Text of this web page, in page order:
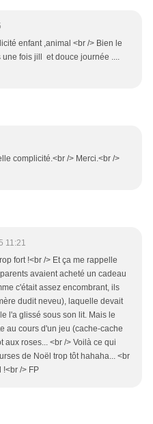
enfant ,animal <br /> Bien le
fois jill et douce journée ....
complicité.<br /> Merci.<br />
11:21
fort !<br /> Et ça me rappelle
avaient acheté un cadeau
c'était assez encombrant, ils
dudit neveu), laquelle devait
l'a glissé sous son lit. Mais le
au cours d'un jeu (cache-cache
aux roses... <br /> Voilà ce qui
de Noël trop tôt hahaha... <br
!<br /> FP